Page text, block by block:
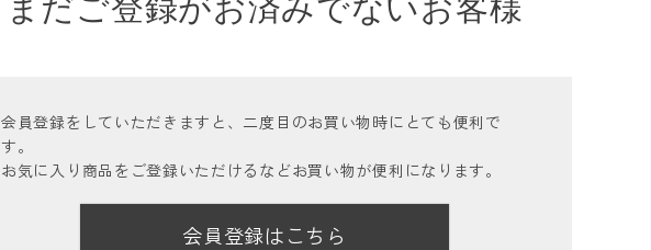
会員登録をしていただきますと、二度目のお買い物時にとても便利で
す。
お気に入り商品をご登録いただけるなどお買い物が便利になります。
会員登録はこちら